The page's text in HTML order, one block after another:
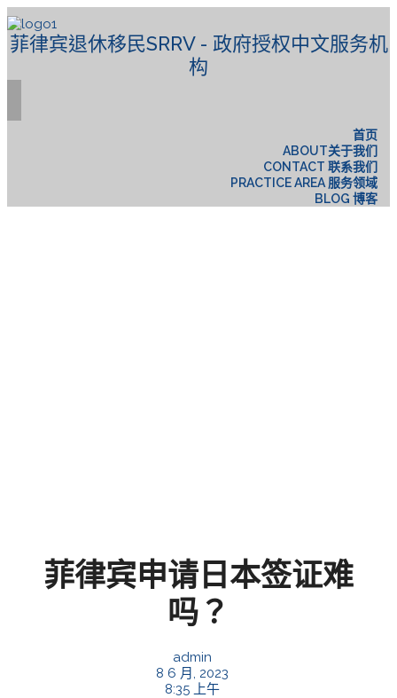
菲律宾退休移民SRRV - 政府授权中文服务机
构
首页
ABOUT关于我们
CONTACT 联系我们
PRACTICE AREA 服务领域
BLOG 博客
菲律宾申请日本签证难
吗？
admin
8 6 月, 2023
8:35 上午